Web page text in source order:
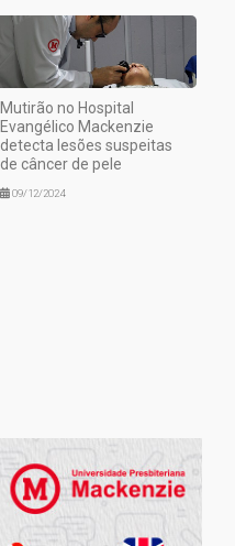
Mutirão no Hospital
Evangélico Mackenzie
detecta lesões suspeitas
de câncer de pele
09/12/2024